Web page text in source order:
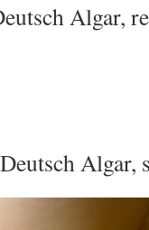
Algar,
Algar,